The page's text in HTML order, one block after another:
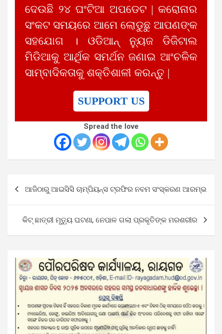
ଦେଉଛି ୨୪ ଘଂଟିଆ ଅପଡେଟ | କରୋନାର
ସଂକଟ ସମୟରେ ଆମେ ଲୋଡୁଛୁ ଆପଣଙ୍କ
ସହଯୋଗ । ଓଡିଆନ୍ ନ୍ୟୁଜ ଡିଜିଟାଲ
ମିଡିଆକୁ ଆର୍ଥିକ ସମର୍ଥନ ଜଣାଇ ଆଂଚଳିକ
ସାମ୍ବାଦିକତାକୁ ଶକ୍ତିଶାଳୀ କରନ୍ତୁ |
SUPPORT US
Spread the love
navigation
ଆଜିଠାରୁ ଆଇସିସି ଚାମ୍ପିୟନ୍ସ ଟ୍ରଫିର ନବମ ସଂସ୍କରଣ ଆରମ୍ଭ
କିଟ୍ ଛାତ୍ରୀ ମୃତ୍ୟୁ ଘଟଣା, ନେପାଳ ଗଲା ପ୍ରକୃତିଙ୍କ ମରଶରୀର